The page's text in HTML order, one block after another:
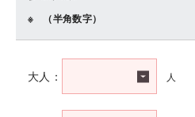
（半角数字）
大人： 人